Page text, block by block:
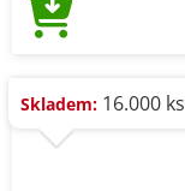
Skladem: 16.000 ks